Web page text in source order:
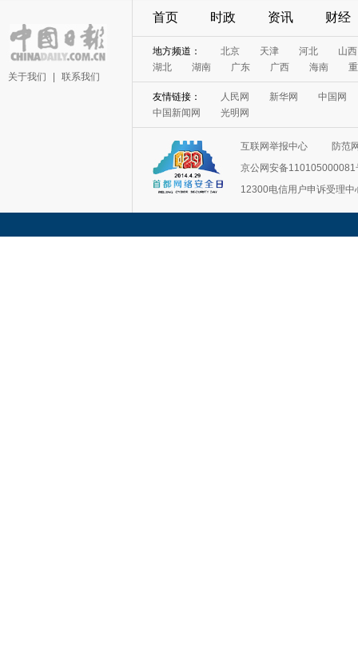
关于我们 联系我们
首页 时政 资讯 财经
地方频道： 北京 天津 河北
山西
湖北
湖南 广东 广西 海南
友情链接： 人民网 新华网
中国网
中国新闻网
光明网
互联网举报中心
防范
京公网安备110105000081
12300电信用户申诉受理中